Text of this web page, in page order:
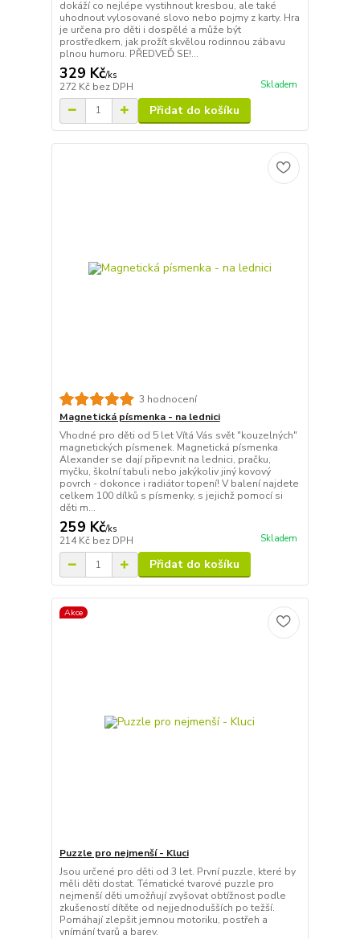
dokáží co nejlépe vystihnout kresbou, ale také
uhodnout vylosované slovo nebo pojmy z karty. Hra
je určena pro děti i dospělé a může být
prostředkem, jak prožít skvělou rodinnou zábavu
plnou humoru. PŘEDVEĎ SE!...
329 Kč/ks
272 Kč bez DPH Skladem
Přidat do košíku
3 hodnocení
Magnetická písmenka - na lednici
Vhodné pro děti od 5 let Vítá Vás svět "kouzelných"
magnetických písmenek. Magnetická písmenka
Alexander se dají připevnit na lednici, pračku,
myčku, školní tabuli nebo jakýkoliv jiný kovový
povrch - dokonce i radiátor topení! V balení najdete
celkem 100 dílků s písmenky, s jejichž pomocí si
děti m...
259 Kč/ks
214 Kč bez DPH Skladem
Přidat do košíku
Akce
Puzzle pro nejmenší - Kluci
Jsou určené pro děti od 3 let. První puzzle, které by
měli děti dostat. Tématické tvarové puzzle pro
nejmenší děti umožňují zvyšovat obtížnost podle
zkušeností dítěte od nejjednodušších po težší.
Pomáhají zlepšit jemnou motoriku, postřeh a
vnímání tvarů a barev.